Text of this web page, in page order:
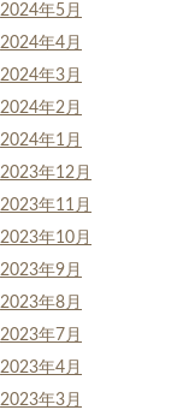
2024年5月
2024年4月
2024年3月
2024年2月
2024年1月
2023年12月
2023年11月
2023年10月
2023年9月
2023年8月
2023年7月
2023年4月
2023年3月